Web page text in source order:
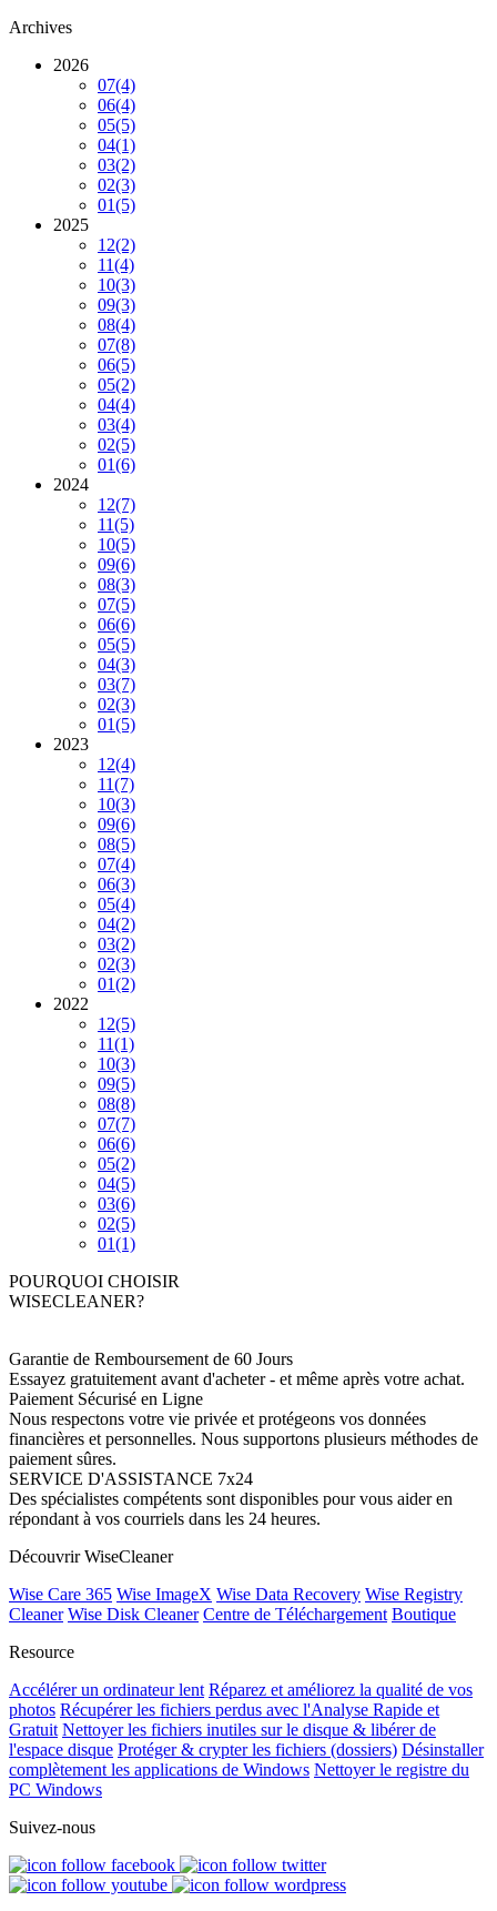
Archives
2026
07(4)
06(4)
05(5)
04(1)
03(2)
02(3)
01(5)
2025
12(2)
11(4)
10(3)
09(3)
08(4)
07(8)
06(5)
05(2)
04(4)
03(4)
02(5)
01(6)
2024
12(7)
11(5)
10(5)
09(6)
08(3)
07(5)
06(6)
05(5)
04(3)
03(7)
02(3)
01(5)
2023
12(4)
11(7)
10(3)
09(6)
08(5)
07(4)
06(3)
05(4)
04(2)
03(2)
02(3)
01(2)
2022
12(5)
11(1)
10(3)
09(5)
08(8)
07(7)
06(6)
05(2)
04(5)
03(6)
02(5)
01(1)
POURQUOI CHOISIR
WISECLEANER?
Garantie de Remboursement de 60 Jours
Essayez gratuitement avant d'acheter - et même après votre achat.
Paiement Sécurisé en Ligne
Nous respectons votre vie privée et protégeons vos données
financières et personnelles. Nous supportons plusieurs méthodes de
paiement sûres.
SERVICE D'ASSISTANCE 7x24
Des spécialistes compétents sont disponibles pour vous aider en
répondant à vos courriels dans les 24 heures.
Découvrir WiseCleaner
Wise Care 365 Wise ImageX Wise Data Recovery Wise Registry
Cleaner Wise Disk Cleaner Centre de Téléchargement Boutique
Resource
Accélérer un ordinateur lent Réparez et améliorez la qualité de vos
photos Récupérer les fichiers perdus avec l'Analyse Rapide et
Gratuit Nettoyer les fichiers inutiles sur le disque & libérer de
l'espace disque Protéger & crypter les fichiers (dossiers) Désinstaller
complètement les applications de Windows Nettoyer le registre du
PC Windows
Suivez-nous